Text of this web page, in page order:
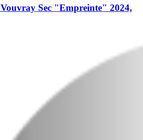
Vouvray Sec "Empreinte" 2024,